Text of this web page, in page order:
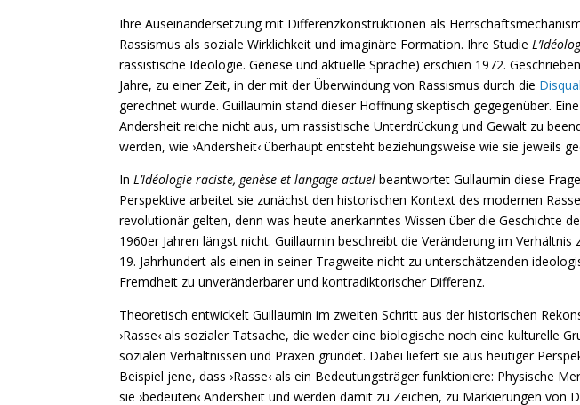
Ihre Auseinandersetzung mit Differenzkonstruktionen als
Rassismus als soziale Wirklichkeit und imaginäre Formation. Ihre Studie
rassistische Ideologie. Genese und aktuelle Sprache) erschien 1972.
Jahre, zu einer Zeit, in der mit der Überwindung von Rassismus durch die
gerechnet wurde. Guillaumin stand dieser Hoffnung skeptisch gegegenüber.
Andersheit reiche nicht aus, um rassistische Unterdrückung und Gewalt zu
werden, wie ›Andersheit‹ überhaupt entsteht beziehungsweise wie sie jeweils
InL’Idéologie raciste, genèse et langage actuel beantwortet Gullaumin diese
Perspektive arbeitet sie zunächst den historischen Kontext des modernen
revolutionär gelten, denn was heute anerkanntes Wissen über die Geschichte
1960er Jahren längst nicht. Guillaumin beschreibt die Veränderung im Verhältnis
19. Jahrhundert als einen in seiner Tragweite nicht zu unterschätzenden
Fremdheit zu unveränderbarer und kontradiktorischer Differenz.
Theoretisch entwickelt Guillaumin im zweiten Schritt aus der historischen
›Rasse‹ als sozialer Tatsache, die weder eine biologische noch eine kulturelle
sozialen Verhältnissen und Praxen gründet. Dabei liefert sie aus heutiger
Beispiel jene, dass ›Rasse‹ als ein Bedeutungsträger funktioniere: Physische
sie ›bedeuten‹ Andersheit und werden damit zu Zeichen, zu Markierungen von